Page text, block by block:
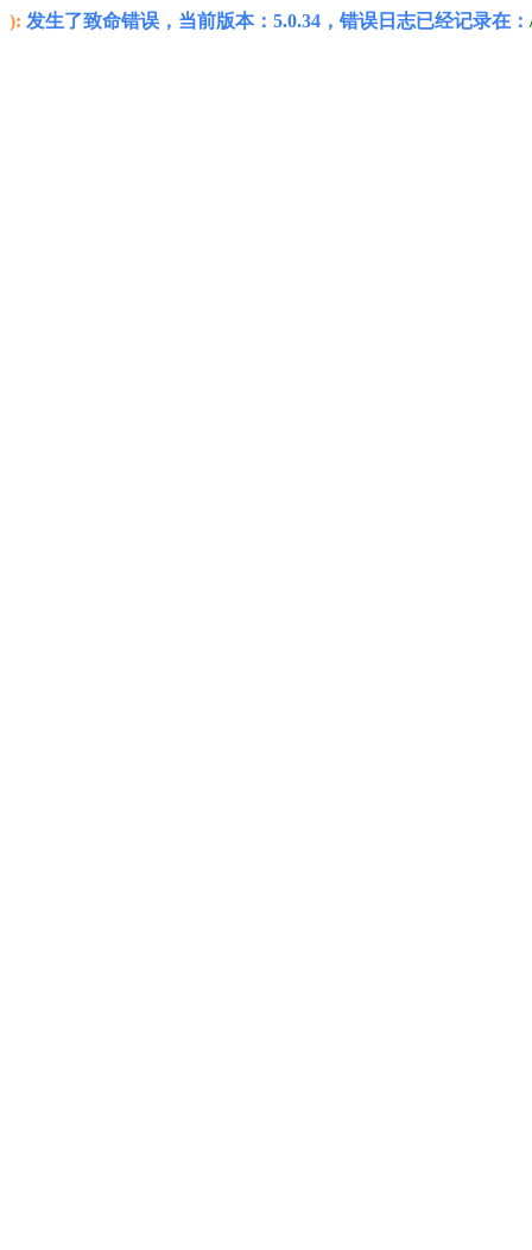
): 发生了致命错误，当前版本：5.0.34，错误日志已经记录在：